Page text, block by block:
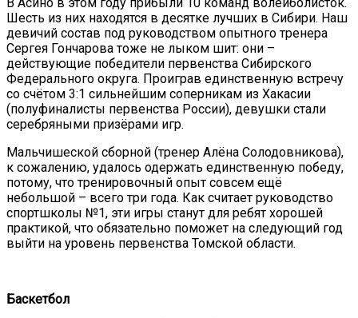
Шесть из них находятся в десятке лучших в Сибири. Наш
девичий состав под руководством опытного тренера
Сергея Гончарова тоже не лыком шит: они –
действующие победители первенства Сибирского
Федерального округа. Проиграв единственную встречу
со счётом 3:1 сильнейшим соперникам из Хакасии
(полуфиналисты первенства России), девушки стали
серебряными призёрами игр.
Мальчишеской сборной (тренер Алёна Солодовникова),
к сожалению, удалось одержать единственную победу,
потому, что тренировочный опыт совсем ещё
небольшой – всего три года. Как считает руководство
спортшколы №1, эти игры станут для ребят хорошей
практикой, что обязательно поможет на следующий год
выйти на уровень первенства Томской области.
Баскетбол